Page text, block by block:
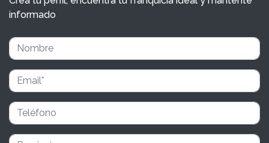
informado